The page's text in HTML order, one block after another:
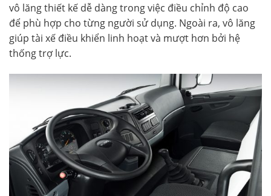
vô lăng thiết kế dễ dàng trong việc điều chỉnh độ cao
để phù hợp cho từng người sử dụng. Ngoài ra, vô lăng
giúp tài xế điều khiển linh hoạt và mượt hơn bởi hệ
thống trợ lực.